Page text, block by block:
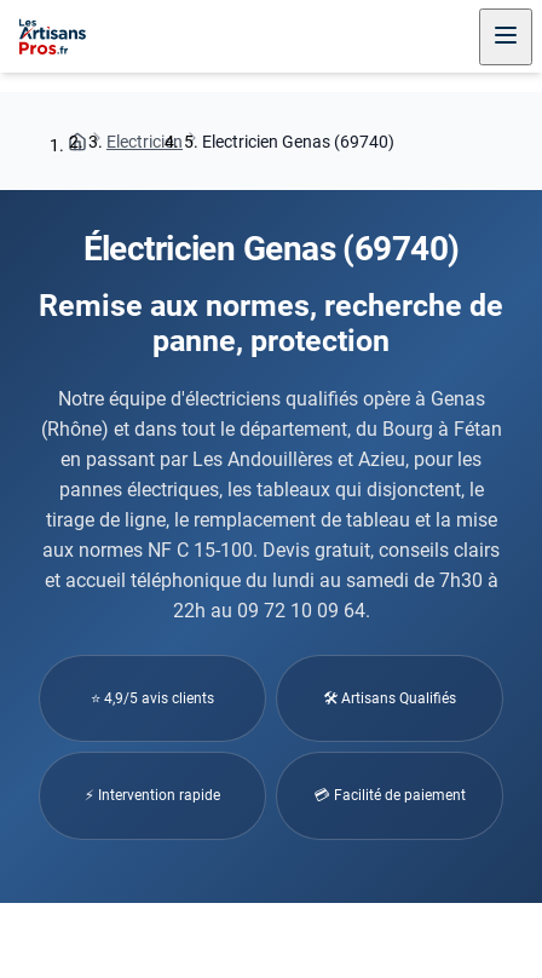
Electricien Electricien Genas (69740)
Électricien Genas (69740)
Remise aux normes, recherche de
panne, protection
Notre équipe d'électriciens qualifiés opère à Genas
(Rhône) et dans tout le département, du Bourg à Fétan
en passant par Les Andouillères et Azieu, pour les
pannes électriques, les tableaux qui disjonctent, le
tirage de ligne, le remplacement de tableau et la mise
aux normes NF C 15-100. Devis gratuit, conseils clairs
et accueil téléphonique du lundi au samedi de 7h30 à
22h au 09 72 10 09 64.
⭐ 4,9/5 avis clients 🛠 Artisans Qualifiés
⚡ Intervention rapide 💳 Facilité de paiement